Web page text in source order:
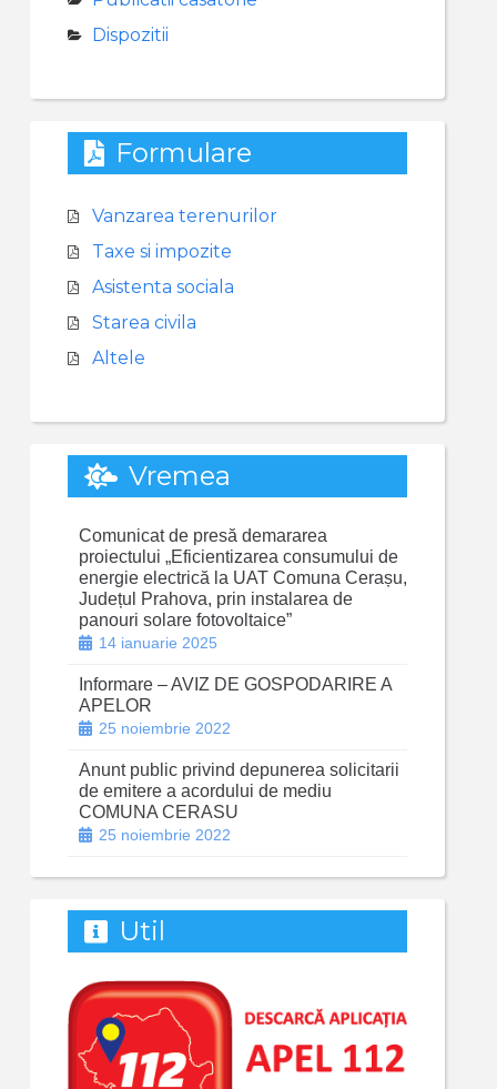
Dispozitii
Formulare
Vanzarea terenurilor
Taxe si impozite
Asistenta sociala
Starea civila
Altele
Vremea
Comunicat de presă demararea
proiectului „Eficientizarea consumului de
energie electrică la UAT Comuna Cerașu,
Județul Prahova, prin instalarea de
panouri solare fotovoltaice”
14 ianuarie 2025
Informare – AVIZ DE GOSPODARIRE A
APELOR
25 noiembrie 2022
Anunt public privind depunerea solicitarii
de emitere a acordului de mediu
COMUNA CERASU
25 noiembrie 2022
Util